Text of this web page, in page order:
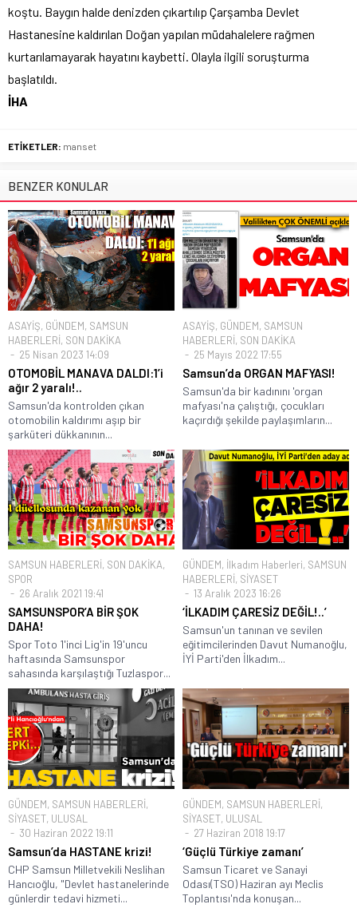
koştu. Baygın halde denizden çıkartılıp Çarşamba Devlet
Hastanesine kaldırılan Doğan yapılan müdahalelere rağmen
kurtarılamayarak hayatını kaybetti. Olayla ilgili soruşturma
başlatıldı.
İHA
ETİKETLER: manset
BENZER KONULAR
ASAYİŞ, GÜNDEM, SAMSUN
HABERLERİ, SON DAKİKA
25 Nisan 2023 14:09
OTOMOBİL MANAVA DALDI:1’i
ağır 2 yaralı!..
Samsun'da kontrolden çıkan
otomobilin kaldırımı aşıp bir
şarküteri dükkanının...
ASAYİŞ, GÜNDEM, SAMSUN
HABERLERİ, SON DAKİKA
25 Mayıs 2022 17:55
Samsun’da ORGAN MAFYASI!
Samsun'da bir kadınını 'organ
mafyası'na çalıştığı, çocukları
kaçırdığı şekilde paylaşımların...
SAMSUN HABERLERİ, SON DAKİKA,
SPOR
26 Aralık 2021 19:41
SAMSUNSPOR’A BİR ŞOK
DAHA!
Spor Toto 1'inci Lig'in 19'uncu
haftasında Samsunspor
sahasında karşılaştığı Tuzlaspor...
GÜNDEM, İlkadım Haberleri, SAMSUN
HABERLERİ, SİYASET
13 Aralık 2023 16:26
‘İLKADIM ÇARESİZ DEĞİL!..’
Samsun'un tanınan ve sevilen
eğitimcilerinden Davut Numanoğlu,
İYİ Parti'den İlkadım...
GÜNDEM, SAMSUN HABERLERİ,
SİYASET, ULUSAL
30 Haziran 2022 19:11
Samsun’da HASTANE krizi!
CHP Samsun Milletvekili Neslihan
Hancıoğlu, "Devlet hastanelerinde
günlerdir tedavi hizmeti...
GÜNDEM, SAMSUN HABERLERİ,
SİYASET, ULUSAL
27 Haziran 2018 19:17
‘Güçlü Türkiye zamanı’
Samsun Ticaret ve Sanayi
Odası(TSO) Haziran ayı Meclis
Toplantısı'nda konuşan...